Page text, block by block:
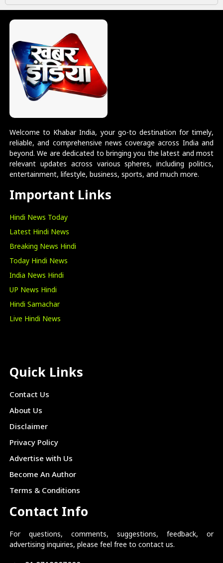
Welcome to Khabar India, your go-to destination for timely,
reliable, and comprehensive news coverage across India and
beyond. We are dedicated to bringing you the latest and most
relevant updates across various spheres, including politics,
entertainment, lifestyle, business, sports, and much more.
Important Links
Hindi News Today
Latest Hindi News
Breaking News Hindi
Today Hindi News
India News Hindi
UP News Hindi
Hindi Samachar
Live Hindi News
Quick Links
Contact Us
About Us
Disclaimer
Privacy Policy
Advertise with Us
Become An Author
Terms & Conditions
Contact Info
For questions, comments, suggestions, feedback, or
advertising inquiries, please feel free to contact us.